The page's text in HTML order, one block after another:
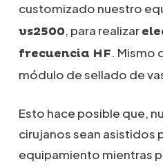
customizado nuestro
vs2500, para realizar
frecuencia HF. Mismo
módulo de sellado de
Esto hace posible que,
cirujanos sean asistidos
equipamiento mientras